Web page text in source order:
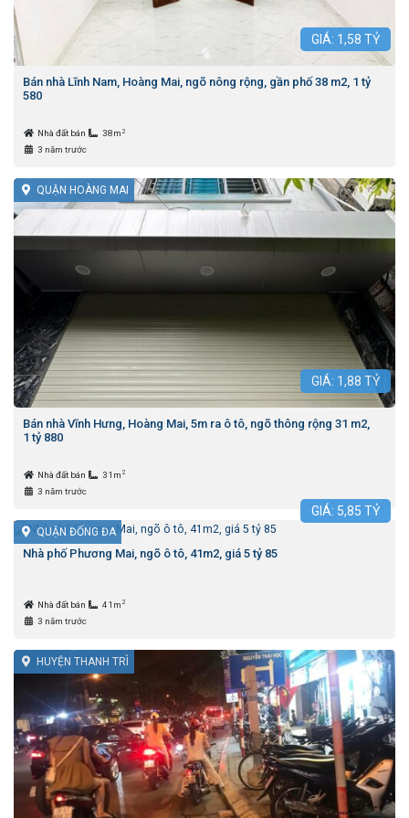
GIÁ: 1,58 TỶ
Bán nhà Lĩnh Nam, Hoàng Mai, ngõ nông rộng, gần phố 38 m2, 1 tỷ
580
Nhà đất bán 38m 2
3 năm trước
QUẬN HOÀNG MAI
GIÁ: 1,88 TỶ
Bán nhà Vĩnh Hưng, Hoàng Mai, 5m ra ô tô, ngõ thông rộng 31 m2,
1 tỷ 880
Nhà đất bán 31m 2
3 năm trước
QUẬN ĐỐNG ĐA
GIÁ: 5,85 TỶ
Nhà phố Phương Mai, ngõ ô tô, 41m2, giá 5 tỷ 85
Nhà đất bán 41m 2
3 năm trước
HUYỆN THANH TRÌ